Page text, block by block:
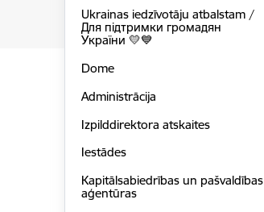
Ukrainas iedzīvotāju atbalstam /
Для підтримки громадян
України 💛💙
Dome
Administrācija
Izpilddirektora atskaites
Iestādes
Kapitālsabiedrības un pašvaldības
aģentūras